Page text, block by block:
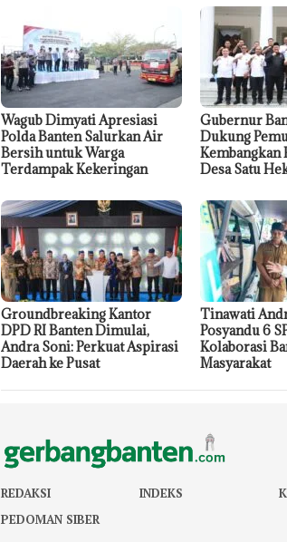
Wagub Dimyati Apresiasi
Polda Banten Salurkan Air
Bersih untuk Warga
Terdampak Kekeringan
Gubernur
Dukung
Kembangkan
Desa Satu
Groundbreaking Kantor
DPD RI Banten Dimulai,
Andra Soni: Perkuat Aspirasi
Daerah ke Pusat
Tinawati
Posyandu 6
Kolaborasi
Masyarakat
REDAKSI INDEKS
PEDOMAN SIBER